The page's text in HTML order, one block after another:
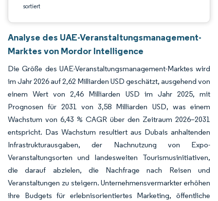
sortiert
Analyse des UAE-Veranstaltungsmanagement-
Marktes von Mordor Intelligence
Die Größe des UAE-Veranstaltungsmanagement-Marktes wird
im Jahr 2026 auf 2,62 Milliarden USD geschätzt, ausgehend von
einem Wert von 2,46 Milliarden USD im Jahr 2025, mit
Prognosen für 2031 von 3,58 Milliarden USD, was einem
Wachstum von 6,43 % CAGR über den Zeitraum 2026–2031
entspricht. Das Wachstum resultiert aus Dubais anhaltenden
Infrastrukturausgaben, der Nachnutzung von Expo-
Veranstaltungsorten und landesweiten Tourismusinitiativen,
die darauf abzielen, die Nachfrage nach Reisen und
Veranstaltungen zu steigern. Unternehmensvermarkter erhöhen
ihre Budgets für erlebnisorientiertes Marketing, öffentliche